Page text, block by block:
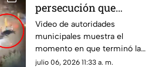
persecución que
movilizó a autoridades
al norte de Chihuahua
capital | VIDEO
Video de autoridades
municipales muestra el
momento en que terminó la
persecución al norte de
julio 06, 2026 11:33 a. m.